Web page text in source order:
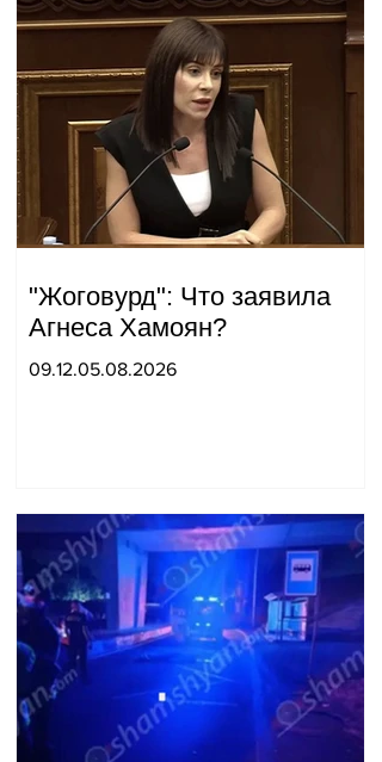
"Жоговурд": Что заявила
Агнеса Хамоян?
09.12.05.08.2026